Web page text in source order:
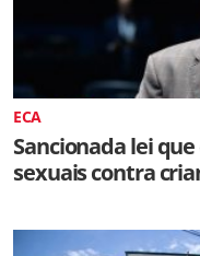
ECA
Sancionada lei
sexuais contra